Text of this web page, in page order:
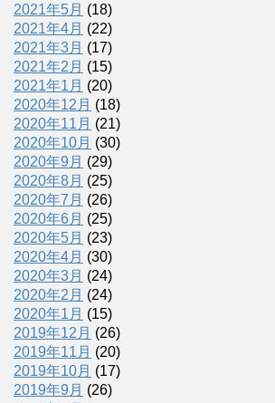
2021年5月 (18)
2021年4月 (22)
2021年3月 (17)
2021年2月 (15)
2021年1月 (20)
2020年12月 (18)
2020年11月 (21)
2020年10月 (30)
2020年9月 (29)
2020年8月 (25)
2020年7月 (26)
2020年6月 (25)
2020年5月 (23)
2020年4月 (30)
2020年3月 (24)
2020年2月 (24)
2020年1月 (15)
2019年12月 (26)
2019年11月 (20)
2019年10月 (17)
2019年9月 (26)